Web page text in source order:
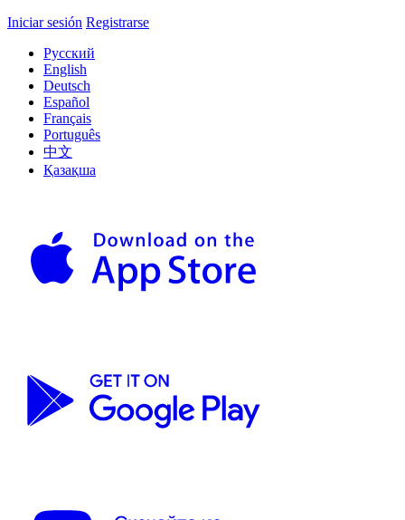
Iniciar sesión Registrarse
Русский
English
Deutsch
Español
Français
Português
中文
Қазақша